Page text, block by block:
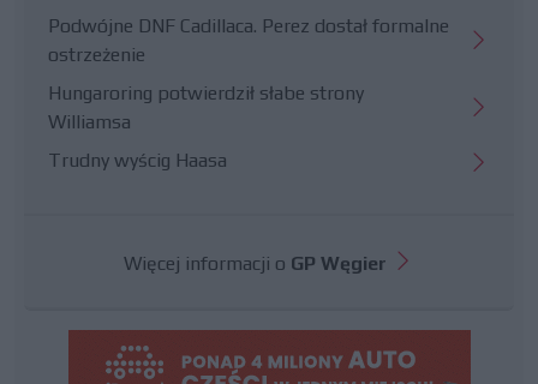
Podwójne DNF Cadillaca. Perez dostał formalne
ostrzeżenie
Hungaroring potwierdził słabe strony
Williamsa
Trudny wyścig Haasa
Więcej informacji o GP Węgier